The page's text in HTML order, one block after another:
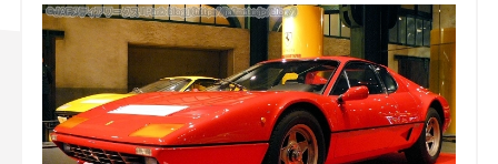
人気のハッシュタグ
スズキ ジムニー｜Suzuki Jimny
スズキ｜Suzuki
マツダ｜Mazda
マツダ ロードスター｜Mazda Roadster